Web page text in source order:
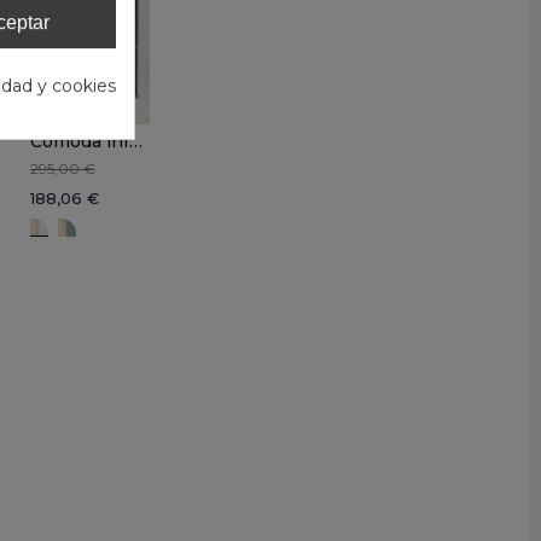
Cómoda infantil DOMI 3 cajones
295,00 €
188,06 €
Blanco-Madera
Verde Kaki-Madera
y cookies